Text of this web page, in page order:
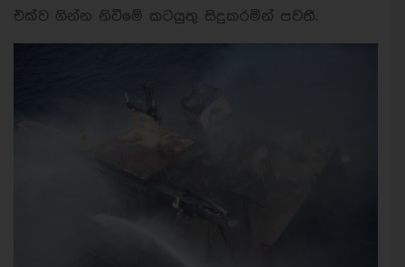
එක්ව ගින්න නිවීමේ කටයුතු සිදුකරමින් පවතී.